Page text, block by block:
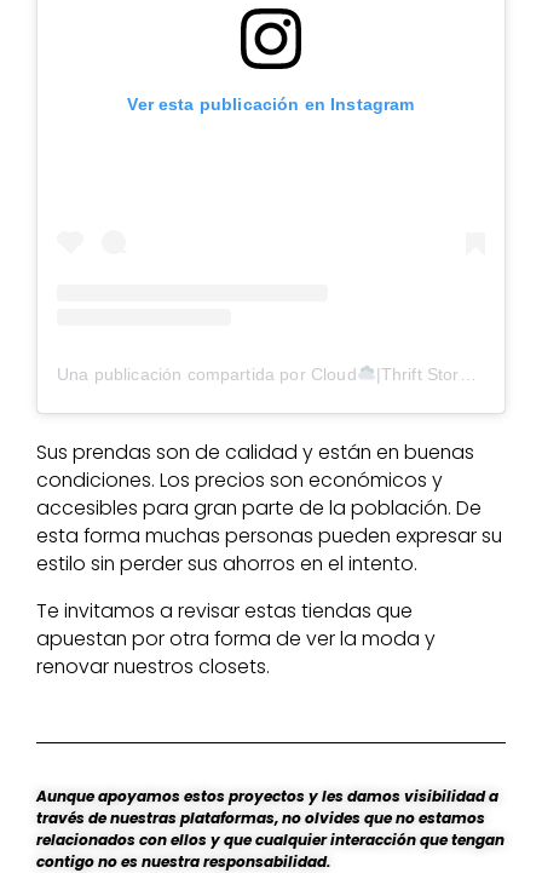
Ver esta publicación en Instagram
Una publicación compartida por Cloud |Thrift Store en Aragua (@cloudthrifting.ve)
Sus prendas son de calidad y están en buenas
condiciones. Los precios son económicos y
accesibles para gran parte de la población. De
esta forma muchas personas pueden expresar su
estilo sin perder sus ahorros en el intento.
Te invitamos a revisar estas tiendas que
apuestan por otra forma de ver la moda y
renovar nuestros closets.
Aunque apoyamos estos proyectos y les damos visibilidad a
través de nuestras plataformas, no olvides que no estamos
relacionados con ellos y que cualquier interacción que tengan
contigo no es nuestra responsabilidad.